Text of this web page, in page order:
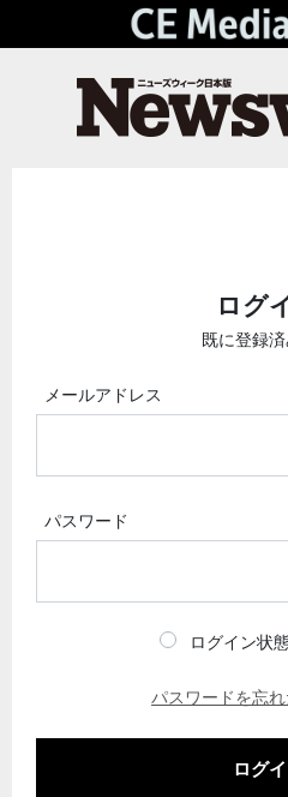
ログ
既に登録
メールアドレス
パスワード
ログイン状
パスワードを忘
ログ